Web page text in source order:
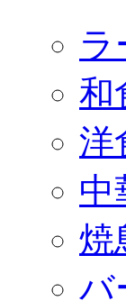
ラ
和
洋
中
焼
バ